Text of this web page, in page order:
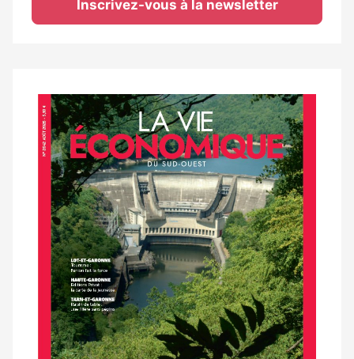
Inscrivez-vous à la newsletter
Notre
dernier
magazine